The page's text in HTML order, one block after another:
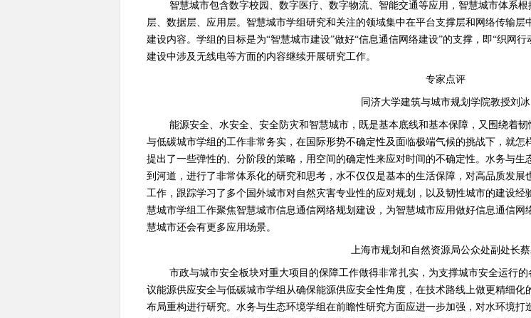
智慧城市包含数字校园、数字医疗、数字物流、智能交通等应用，智慧城市体系
层、数据层、应用层。智慧城市学组研究和关注的领域集中在平台支撑层和网络传输
建设内容。学组的目标是为“智慧城市建设”做好“信息通信网络建设”的支撑，即“织网
建设中涉及无线电等方面的内容继续开展研究工作。
专家点评
同济大学建筑与城市规划学院教授刘冰
能源安全、水安全、安全防灾和智慧城市，既是基本底线和基本保障，又围绕着
与低碳城市学组的工作非常务实，在国际形势不确定性及面临极端气候的挑战下，就怎
提出了一些弹性的、分阶段的策略，用空间的确定性来应对时间的不确定性。水务与
到河道，进行了非常体系化的研究和思考，水不仅仅是基本的生活保障，对高品质发展
工作，跟踪学习了多个国外城市对自然灾害专业性的应对规划，以及韧性城市的建设
慧城市学组工作聚焦智慧城市信息通信网络规划建设，为智慧城市应用做好信息通信
慧城市还会有更多应用场景。
上海市规划和自然资源局公众处副处长
市政与城市安全板块对重大项目的保障工作做得非常扎实，为支撑城市安全运行
议能源供应安全与低碳城市学组从确保能源供应安全性角度，在技术路线上做更精细化
布局重构进行研究。水务与生态环境学组在前瞻性研究方面应进一步加强，对水环境